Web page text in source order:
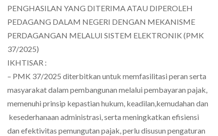
PENGHASILAN YANG DITERIMA ATAU DIPEROLEH
PEDAGANG DALAM NEGERI DENGAN MEKANISME
PERDAGANGAN MELALUI SISTEM ELEKTRONIK (PMK
37/2025)
IKHTISAR :
– PMK 37/2025 diterbitkan untuk memfasilitasi peran serta
masyarakat dalam pembangunan melalui pembayaran pajak,
memenuhi prinsip kepastian hukum, keadilan,kemudahan dan
kesederhanaan administrasi, serta meningkatkan efisiensi
dan efektivitas pemungutan pajak, perlu disusun pengaturan